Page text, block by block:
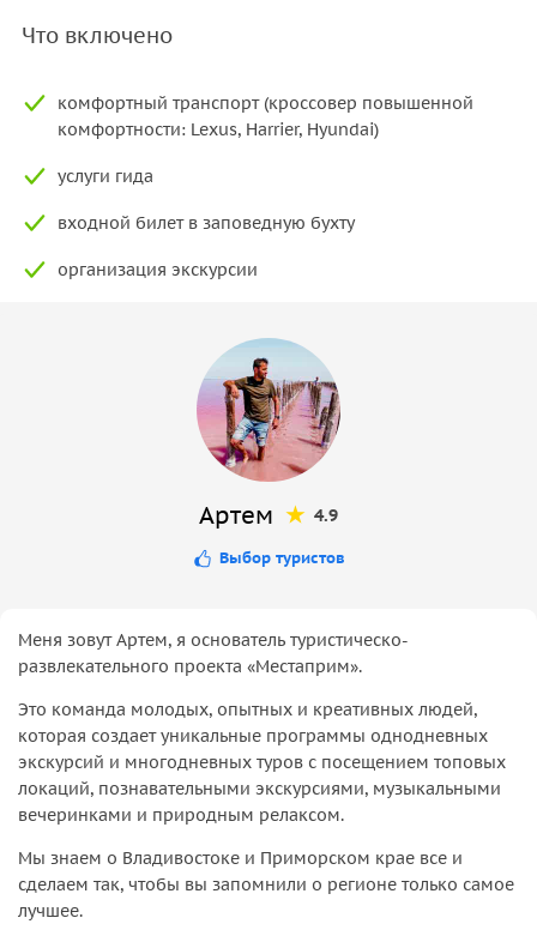
Что включено
комфортный транспорт (кроссовер повышенной
комфортности: Lexus, Harrier, Hyundai)
услуги гида
входной билет в заповедную бухту
организация экскурсии
Артем 4.9
Выбор туристов
Меня зовут Артем, я основатель туристическо-
развлекательного проекта «‎Местаприм»‎.
Это команда молодых, опытных и креативных людей,
которая создает уникальные программы однодневных
экскурсий и многодневных туров с посещением топовых
локаций, познавательными экскурсиями, музыкальными
вечеринками и природным релаксом.
Мы знаем о Владивостоке и Приморском крае все и
сделаем так, чтобы вы запомнили о регионе только самое
лучшее.